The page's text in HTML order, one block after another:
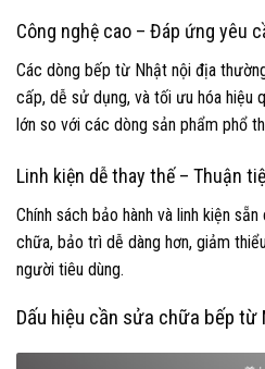
Công nghệ cao – Đáp ứng yêu
Các dòng bếp từ Nhật nội địa
cấp, dễ sử dụng, và tối ưu hóa hiệu
lớn so với các dòng sản phẩm phổ
Linh kiện dễ thay thế – Thuận
Chính sách bảo hành và linh kiện
chữa, bảo trì dễ dàng hơn, giảm
người tiêu dùng.
Dấu hiệu cần sửa chữa bếp